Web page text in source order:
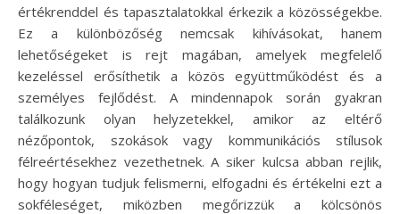
értékrenddel és tapasztalatokkal érkezik a közösségekbe.
Ez a különbözőség nemcsak kihívásokat, hanem
lehetőségeket is rejt magában, amelyek megfelelő
kezeléssel erősíthetik a közös együttműködést és a
személyes fejlődést. A mindennapok során gyakran
találkozunk olyan helyzetekkel, amikor az eltérő
nézőpontok, szokások vagy kommunikációs stílusok
félreértésekhez vezethetnek. A siker kulcsa abban rejlik,
hogy hogyan tudjuk felismerni, elfogadni és értékelni ezt a
sokféleséget, miközben megőrizzük a kölcsönös